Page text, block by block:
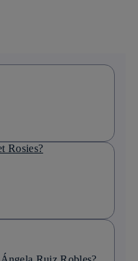
Rosies?